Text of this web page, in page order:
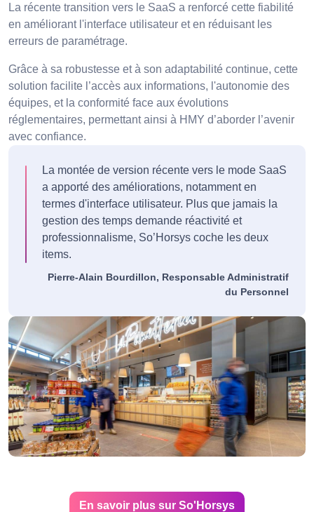
La récente transition vers le SaaS a renforcé cette fiabilité
en améliorant l'interface utilisateur et en réduisant les
erreurs de paramétrage.
Grâce à sa robustesse et à son adaptabilité continue, cette
solution facilite l’accès aux informations, l'autonomie des
équipes, et la conformité face aux évolutions
réglementaires, permettant ainsi à HMY d’aborder l’avenir
avec confiance.
La montée de version récente vers le mode SaaS
a apporté des améliorations, notamment en
termes d'interface utilisateur. Plus que jamais la
gestion des temps demande réactivité et
professionnalisme, So’Horsys coche les deux
items.
Pierre-Alain Bourdillon, Responsable Administratif
du Personnel
En savoir plus sur So'Horsys